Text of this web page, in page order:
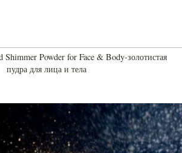
Powder for Face & Body-золотистая
пудра для лица и тела